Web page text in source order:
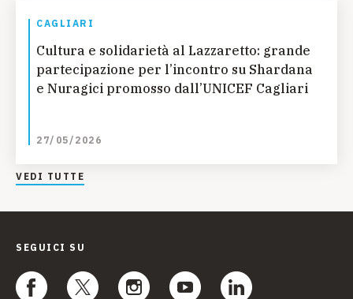
CAGLIARI
Cultura e solidarietà al Lazzaretto: grande
partecipazione per l’incontro su Shardana
e Nuragici promosso dall’UNICEF Cagliari
27/05/2026
VEDI TUTTE
SEGUICI SU